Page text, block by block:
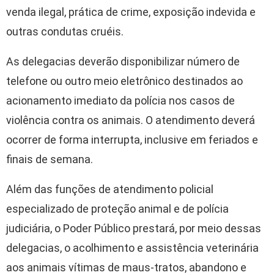
venda ilegal, prática de crime, exposição indevida e
outras condutas cruéis.
As delegacias deverão disponibilizar número de
telefone ou outro meio eletrônico destinados ao
acionamento imediato da polícia nos casos de
violência contra os animais. O atendimento deverá
ocorrer de forma interrupta, inclusive em feriados e
finais de semana.
Além das funções de atendimento policial
especializado de proteção animal e de polícia
judiciária, o Poder Público prestará, por meio dessas
delegacias, o acolhimento e assistência veterinária
aos animais vítimas de maus-tratos, abandono e